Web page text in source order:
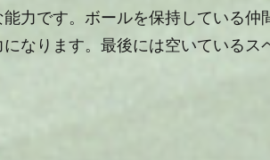
能力です。ボールを保持している
なります。最後には空いている